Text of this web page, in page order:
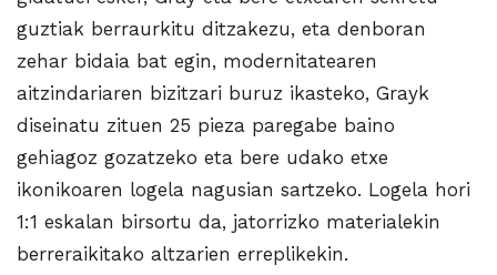
guztiak berraurkitu ditzakezu, eta denboran
zehar bidaia bat egin, modernitatearen
aitzindariaren bizitzari buruz ikasteko, Grayk
diseinatu zituen 25 pieza paregabe baino
gehiagoz gozatzeko eta bere udako etxe
ikonikoaren logela nagusian sartzeko. Logela hori
1:1 eskalan birsortu da, jatorrizko materialekin
berreraikitako altzarien erreplikekin.